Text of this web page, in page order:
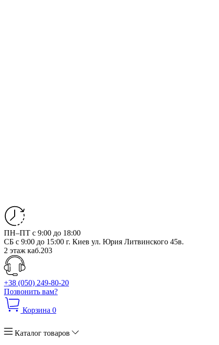
ПН–ПТ с 9:00 до 18:00
СБ с 9:00 до 15:00 г. Киев ул. Юрия Литвинского 45в.
2 этаж каб.203
+38 (050) 249-80-20
Позвонить вам?
Корзина 0
Каталог товаров